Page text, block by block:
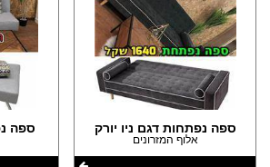
(20)
(13)
(8)
(6)
(6)
(3)
(2)
(1)
(1)
(1)
(143)
(12)
(12)
(9)
(8)
ספה נפתחות דגם ניו יורק
אלוף המזרונים
ספה
הצהרת נגישות